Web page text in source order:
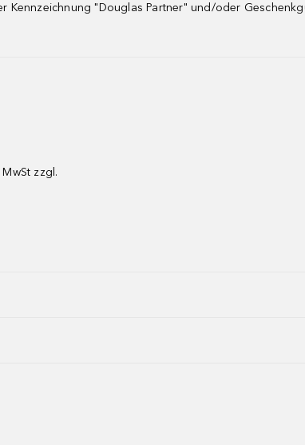
"Douglas Partner" und/oder
zzgl.